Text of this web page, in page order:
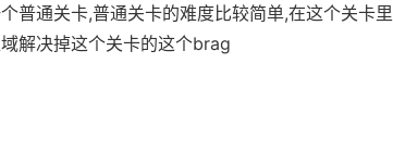
普通关卡,普通关卡的难度比较简单,在这个关卡里
解决掉这个关卡的这个brag